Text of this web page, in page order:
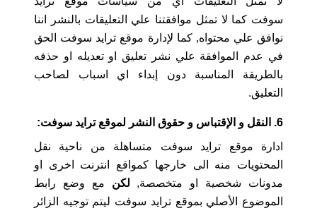
سوفت كما لا تمثل موافقتنا علي التعليقات بالنشر اننا
نوافق علي محتواه, كما لإدارة موقع ترايد سوفت الحق
في عدم الموافقة علي نشر تعليق او تعديله او حذفه
بالطريقة المناسبة دون إبداء اي اسباب لصاحب
التعليق.
6. النقل و الإقتباس و حقوق النشر لموقع ترايد سوفت:
ادارة موقع ترايد سوفت متساهلة من ناحية نقل
المحتويات منه الى خارجها كمواقع انترنت اخرى او
مدونات شخصية او متخصصة, لكن مع وضع رابط
الموضوع الأصلي بموقع ترايد سوفت ليتم توجيه الزائر